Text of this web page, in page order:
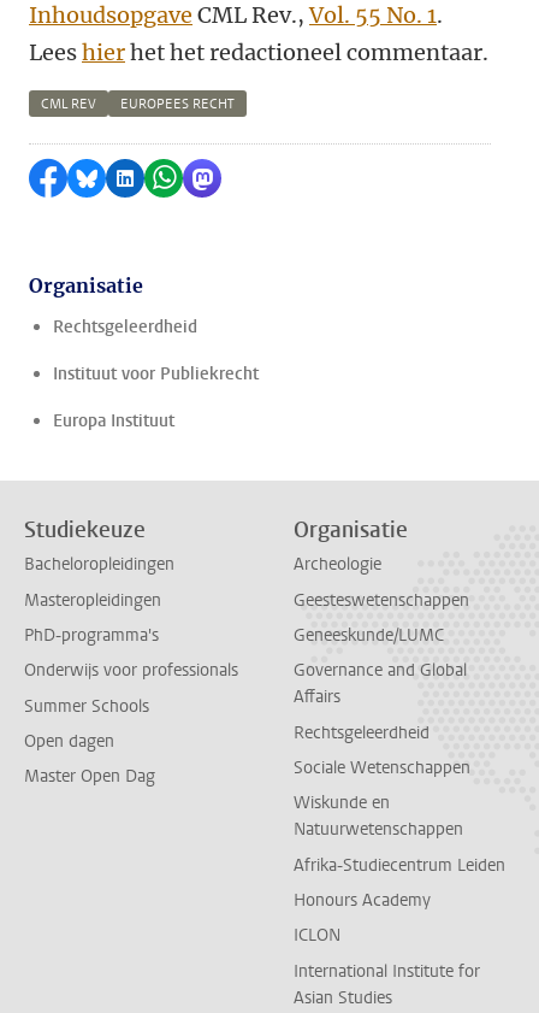
Inhoudsopgave CML Rev.,Vol. 55 No. 1.
Leeshierhet het redactioneel commentaar.
CML REV EUROPEES RECHT
Delen op Facebook
Delen via Bluesky
Delen op LinkedIn
Delen via WhatsApp
Delen via Mastodon
Organisatie
Rechtsgeleerdheid
Instituut voor Publiekrecht
Europa Instituut
Studiekeuze
Bacheloropleidingen
Masteropleidingen
PhD-programma's
Onderwijs voor professionals
Summer Schools
Open dagen
Master Open Dag
Organisatie
Archeologie
Geesteswetenschappen
Geneeskunde/LUMC
Governance and Global
Affairs
Rechtsgeleerdheid
Sociale Wetenschappen
Wiskunde en
Natuurwetenschappen
Afrika-Studiecentrum Leiden
Honours Academy
ICLON
International Institute for
Asian Studies